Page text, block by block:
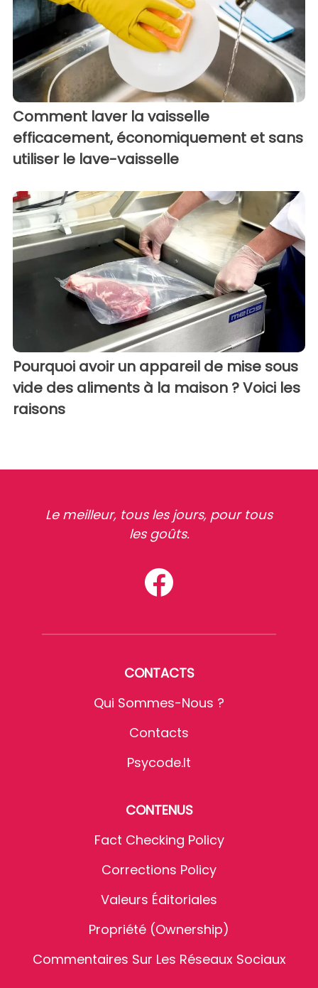
Comment laver la vaisselle
efficacement, économiquement et sans
utiliser le lave-vaisselle
Pourquoi avoir un appareil de mise sous
vide des aliments à la maison ? Voici les
raisons
Le meilleur, tous les jours, pour tous
les goûts.
CONTACTS
Qui Sommes-Nous ?
Contacts
Psycode.it
CONTENUS
Fact Checking Policy
Corrections Policy
Valeurs Éditoriales
Propriété (Ownership)
Commentaires Sur Les Réseaux Sociaux